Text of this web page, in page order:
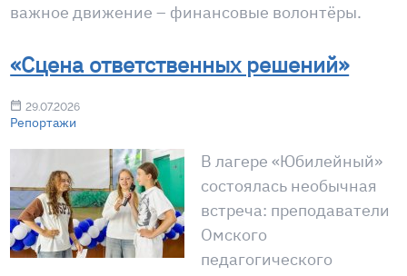
важное движение – финансовые волонтёры.
«Сцена ответственных решений»
29.07.2026
Репортажи
В лагере «Юбилейный»
состоялась необычная
встреча: преподаватели
Омского
педагогического